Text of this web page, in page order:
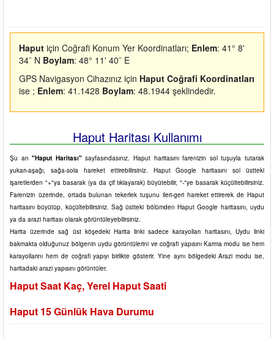
Haput için Coğrafi Konum Yer Koordinatları; Enlem: 41° 8'
34¨ N Boylam: 48° 11' 40¨ E
GPS Navigasyon Cihazınız için Haput Coğrafi Koordinatları
ise ; Enlem: 41.1428 Boylam: 48.1944 şeklindedir.
Haput Haritası Kullanımı
Şu an"Haput Haritası"sayfasındasınız. Haput haritasını farenizin sol tuşuyla tutarak
yukarı-aşağı, sağa-sola hareket ettirebilirsiniz. Haput Google haritasını sol üstteki
işaretlerden "+"ya basarak (ya da çif tıklayarak) büyütebilir, "-"ye basarak küçültebilirsiniz.
Farenizin üzerinde, ortada bulunan tekerlek tuşunu ileri-geri hareket ettirerek de Haput
haritasını büyütüp, küçültebilirsiniz. Sağ üstteki bölümden Haput Google haritasını, uydu
ya da arazi haritası olarak görüntüleyebilirsiniz.
Harita üzerinde sağ üst köşedeki Harita linki sadece karayolları haritasını, Uydu linki
bakmakta olduğunuz bölgenin uydu görüntülerini ve coğrafi yapısını Karma modu ise hem
karayollarını hem de coğrafi yapıyı birlikte gösterir. Yine aynı bölgedeki Arazi modu ise,
haritadaki arazi yapısını görüntüler.
Haput Saat Kaç, Yerel Haput Saati
Haput 15 Günlük Hava Durumu